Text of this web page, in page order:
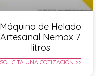
Máquina de Helado
Artesanal Nemox 7
litros
SOLICITA UNA COTIZACIÓN >>